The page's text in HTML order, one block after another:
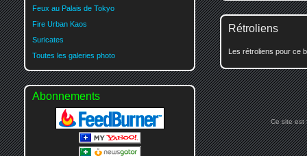
Rétroliens
Les rétroliens pour ce
Feux au Palais de Tokyo
Fire Urban Kaos
Suricates
Toutes les galeries photo
Abonnements
Ce site est